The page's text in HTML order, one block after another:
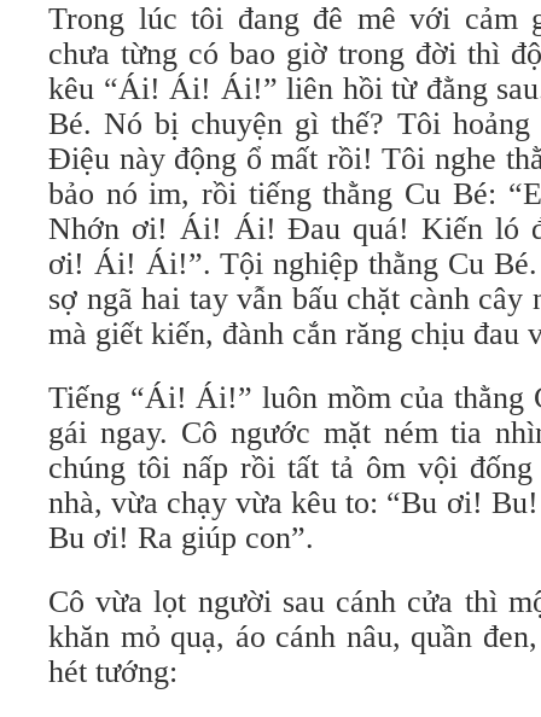
Trong lúc tôi đang đê mê với cảm
chưa từng có bao giờ trong đời thì
kêu “Ái! Ái! Ái!” liên hồi từ đằng
Bé. Nó bị chuyện gì thế? Tôi
Điệu này động ổ mất rồi! Tôi nghe
bảo nó im, rồi tiếng thằng Cu Bé:
Nhớn ơi! Ái! Ái! Đau quá! Kiến ló
ơi! Ái! Ái!”. Tội nghiệp thằng Cu
sợ ngã hai tay vẫn bấu chặt cành cây
mà giết kiến, đành cắn răng chịu đau
Tiếng “Ái! Ái!” luôn mồm của thằng
gái ngay. Cô ngước mặt ném tia
chúng tôi nấp rồi tất tả ôm vội
nhà, vừa chạy vừa kêu to: “Bu ơi!
Bu ơi! Ra giúp con”.
Cô vừa lọt người sau cánh cửa thì
khăn mỏ quạ, áo cánh nâu, quần
hét tướng: